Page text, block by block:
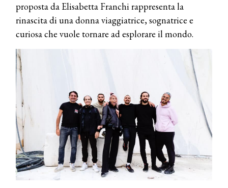
proposta da Elisabetta Franchi rappresenta la
rinascita di una donna viaggiatrice, sognatrice e
curiosa che vuole tornare ad esplorare il mondo.